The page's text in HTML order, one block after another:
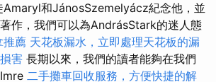
Amaryl和JánosSzemelyácz紀念他，並
作，我們可以為AndrásStark的迷人態
推薦 天花板漏水，立即處理天花板的漏
害 長期以來，我們的讀者能夠在我們
二手攤車回收服務，方便快捷的解